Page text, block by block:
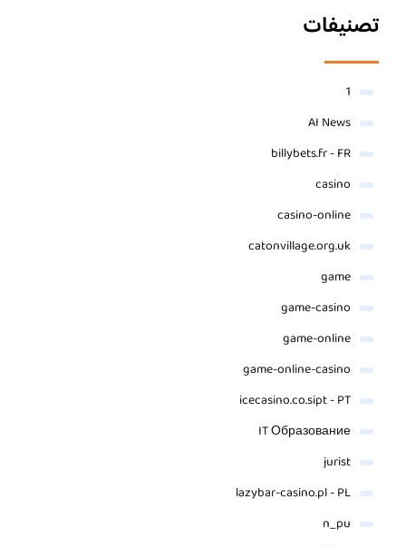
تصنيفات
1
AI News
billybets.fr - FR
casino
casino-online
catonvillage.org.uk
game
game-casino
game-online
game-online-casino
icecasino.co.sipt - PT
IT Образование
jurist
lazybar-casino.pl - PL
n_pu